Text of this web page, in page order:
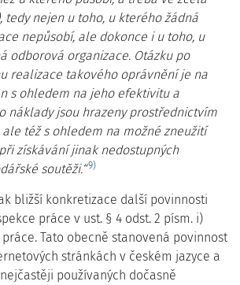
tedy nejen u toho, u kterého žádná
nepůsobí, ale dokonce i u toho, u
odborová organizace. Otázku po
realizace takového oprávnění je na
s ohledem na jeho efektivitu a
náklady jsou hrazeny prostřednictvím
též s ohledem na možné zneužití
získávání jinak nedostupných
soutěži.“9)
bližší konkretizace další povinnosti
práce v ust. § 4 odst. 2 písm. i)
Tato obecně stanovená povinnost
stránkách v českém jazyce a
používaných dočasně